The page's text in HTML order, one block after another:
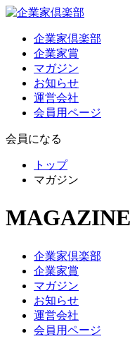
企業家倶楽部
企業家賞
マガジン
お知らせ
運営会社
会員用ページ
会員になる
トップ
マガジン
MAGAZINE
企業家倶楽部
企業家賞
マガジン
お知らせ
運営会社
会員用ページ